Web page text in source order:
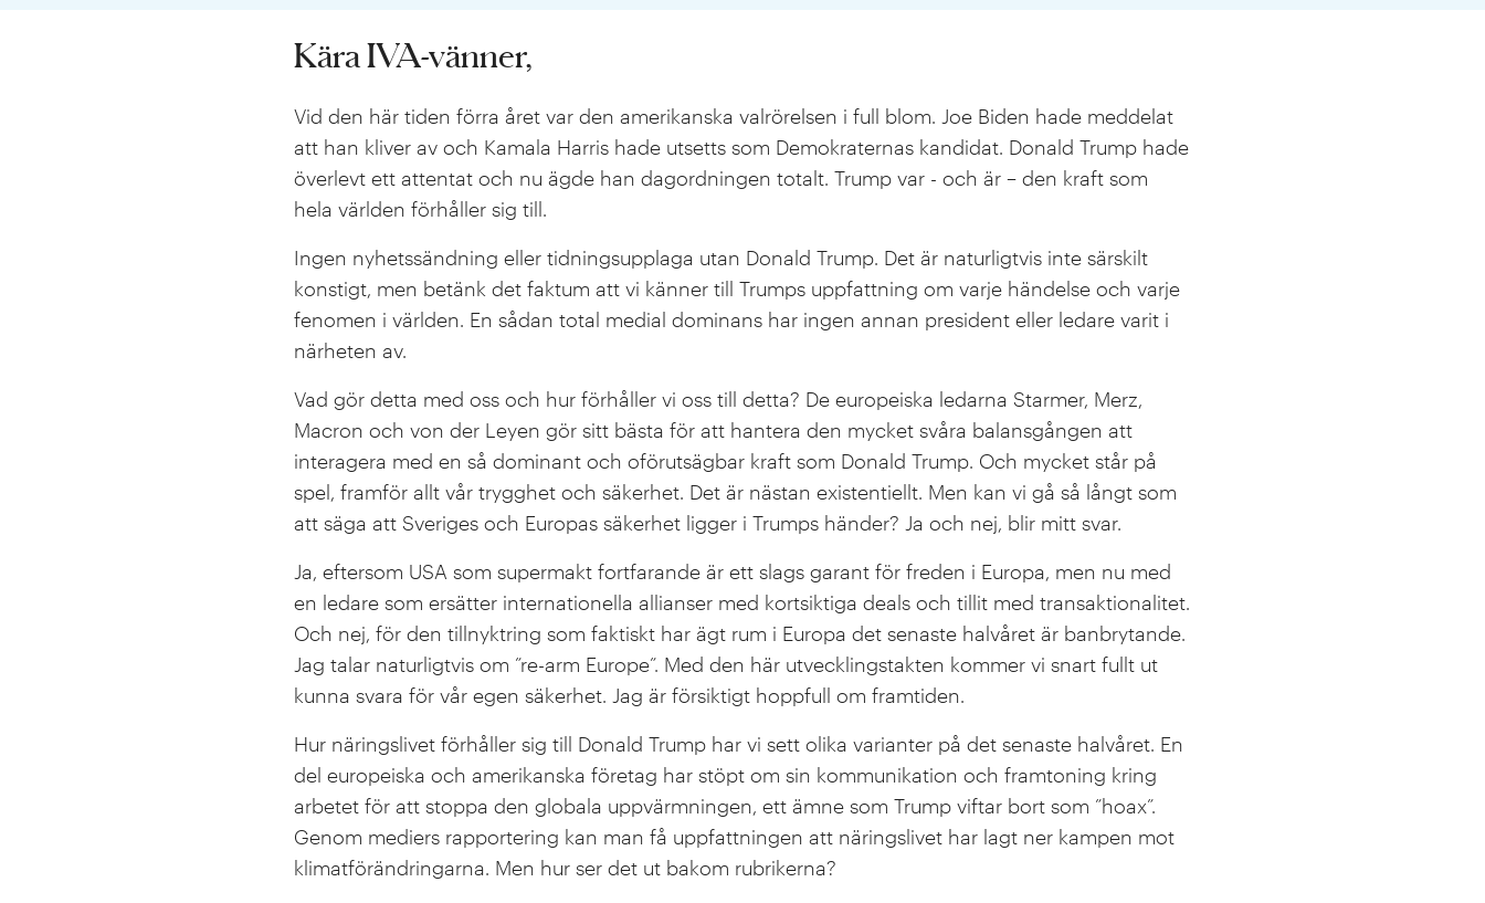
Kära IVA-vänner,
Vid den här tiden förra året var den amerikanska valrörelsen i full blom. Joe Biden hade meddelat
att han kliver av och Kamala Harris hade utsetts som Demokraternas kandidat. Donald Trump hade
överlevt ett attentat och nu ägde han dagordningen totalt. Trump var - och är – den kraft som
hela världen förhåller sig till.
Ingen nyhetssändning eller tidningsupplaga utan Donald Trump. Det är naturligtvis inte särskilt
konstigt, men betänk det faktum att vi känner till Trumps uppfattning om varje händelse och varje
fenomen i världen. En sådan total medial dominans har ingen annan president eller ledare varit i
närheten av.
Vad gör detta med oss och hur förhåller vi oss till detta? De europeiska ledarna Starmer, Merz,
Macron och von der Leyen gör sitt bästa för att hantera den mycket svåra balansgången att
interagera med en så dominant och oförutsägbar kraft som Donald Trump. Och mycket står på
spel, framför allt vår trygghet och säkerhet. Det är nästan existentiellt. Men kan vi gå så långt som
att säga att Sveriges och Europas säkerhet ligger i Trumps händer? Ja och nej, blir mitt svar.
Ja, eftersom USA som supermakt fortfarande är ett slags garant för freden i Europa, men nu med
en ledare som ersätter internationella allianser med kortsiktiga deals och tillit med transaktionalitet.
Och nej, för den tillnyktring som faktiskt har ägt rum i Europa det senaste halvåret är banbrytande.
Jag talar naturligtvis om ”re-arm Europe”. Med den här utvecklingstakten kommer vi snart fullt ut
kunna svara för vår egen säkerhet. Jag är försiktigt hoppfull om framtiden.
Hur näringslivet förhåller sig till Donald Trump har vi sett olika varianter på det senaste halvåret. En
del europeiska och amerikanska företag har stöpt om sin kommunikation och framtoning kring
arbetet för att stoppa den globala uppvärmningen, ett ämne som Trump viftar bort som ”hoax”.
Genom mediers rapportering kan man få uppfattningen att näringslivet har lagt ner kampen mot
klimatförändringarna. Men hur ser det ut bakom rubrikerna?